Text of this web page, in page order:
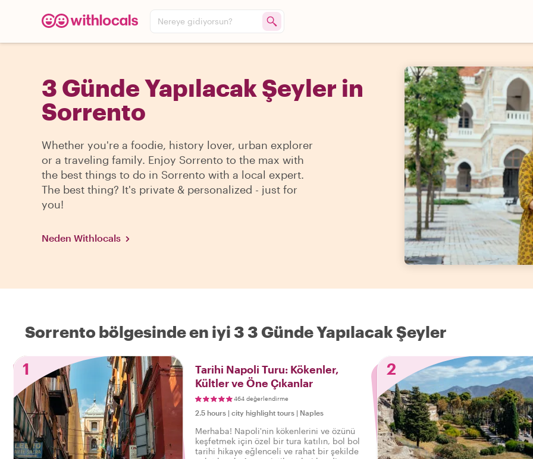
Nereye gidiyorsun?
3 Günde Yapılacak Şeyler in
Sorrento
Whether you're a foodie, history lover, urban explorer
or a traveling family. Enjoy Sorrento to the max with
the best things to do in Sorrento with a local expert.
The best thing? It's private & personalized - just for
you!
Neden Withlocals
Sorrento bölgesinde en iyi 3 3 Günde Yapılacak Şeyler
1
Tarihi Napoli Turu: Kökenler,
Kültler ve Öne Çıkanlar
464 değerlendirme
2.5 hours | city highlight tours | Naples
Merhaba! Napoli'nin kökenlerini ve özünü
keşfetmek için özel bir tura katılın, bol bol
tarihi hikaye eğlenceli ve rahat bir şekilde
2